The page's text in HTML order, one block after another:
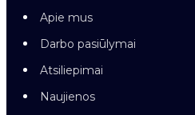
Apie mus
Darbo pasiūlymai
Atsiliepimai
Naujienos